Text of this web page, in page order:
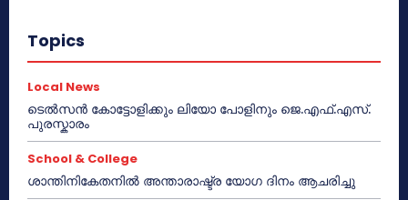
Topics
Local News
ടെൽസൻ കോട്ടോളിക്കും ലിയോ പോളിനും ജെ.എഫ്.എസ്.
പുരസ്കാരം
School & College
ശാന്തിനികേതനിൽ അന്താരാഷ്ട്ര യോഗ ദിനം ആചരിച്ചു